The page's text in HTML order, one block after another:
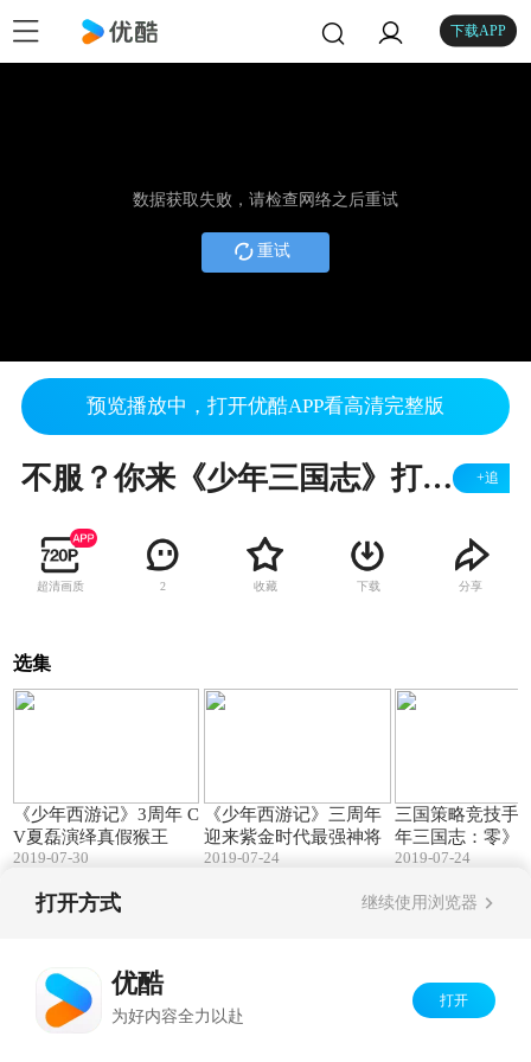
下载APP
数据获取失败，请检查网络之后重试
重试
预览播放中，打开优酷APP看高清完整版
不服？你来《少年三国志》打我呀！ +追
超清画质 2 收藏 下载 分享
选集
《少年西游记》3周年 C
V夏磊演绎真假猴王
2019-07-30
《少年西游记》三周年
迎来紫金时代最强神将
2019-07-24
三国策略竞技手
年三国志：零》
频
2019-07-24
打开方式 继续使用浏览器
优酷
为好内容全力以赴
打开